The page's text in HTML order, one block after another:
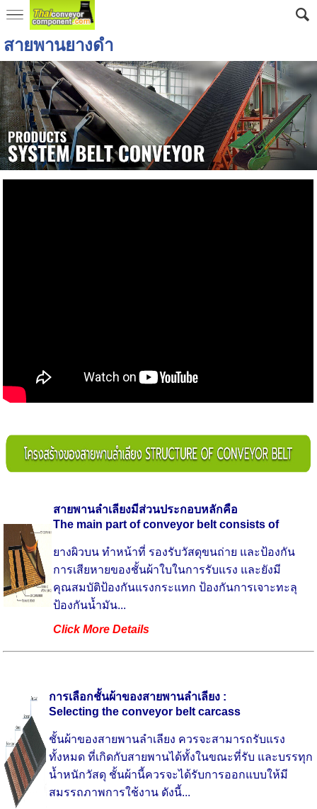
สายพานยางดำ
สายพานลำเลียงมีส่วนประกอบหลักคือ
The main part of conveyor belt consists of
ยางผิวบน ทำหน้าที่ รองรับวัสดุขนถ่าย และป้องกัน
การเสียหายของชั้นผ้าใบในการรับแรง และยังมี
คุณสมบัติป้องกันแรงกระแทก ป้องกันการเจาะทะลุ
ป้องกันน้ำมัน...
Click More Details
การเลือกชั้นผ้าของสายพานลำเลียง :
Selecting the conveyor belt carcass
ชั้นผ้าของสายพานลำเลียง ควรจะสามารถรับแรง
ทั้งหมด ที่เกิดกับสายพานได้ทั้งในขณะที่รับ และบรรทุก
น้ำหนักวัสดุ ชั้นผ้านี้ควรจะได้รับการออกแบบให้มี
สมรรถภาพการใช้งาน ดังนี้...